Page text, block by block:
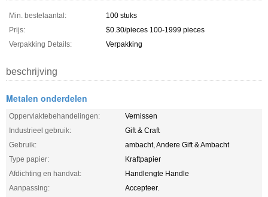
Min. bestelaantal:
100 stuks
Prijs:
$0.30/pieces 100-1999 pieces
Verpakking Details:
Verpakking
beschrijving
Metalen onderdelen
Oppervlaktebehandelingen:
Vernissen
Industrieel gebruik:
Gift & Craft
Gebruik:
ambacht, Andere Gift & Ambacht
Type papier:
Kraftpapier
Afdichting en handvat:
Handlengte Handle
Aanpassing:
Accepteer.